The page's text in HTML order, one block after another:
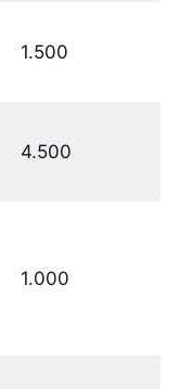
1.500
4.500
1.000